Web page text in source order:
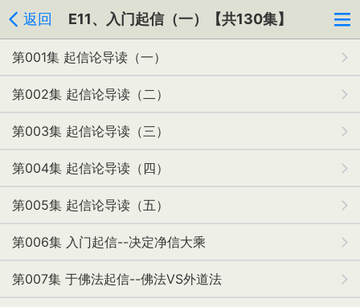
返回 E11、入门起信（一）【共130集】
第001集 起信论导读（一）
第002集 起信论导读（二）
第003集 起信论导读（三）
第004集 起信论导读（四）
第005集 起信论导读（五）
第006集 入门起信--决定净信大乘
第007集 于佛法起信--佛法VS外道法